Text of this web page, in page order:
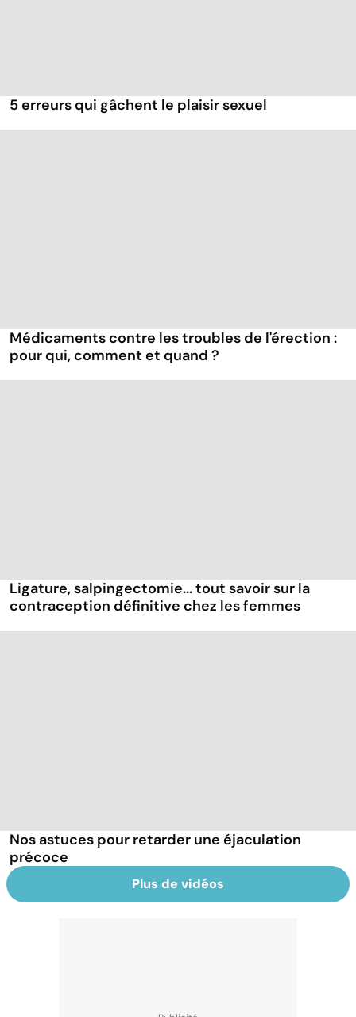
5 erreurs qui gâchent le plaisir sexuel
Médicaments contre les troubles de l'érection :
pour qui, comment et quand ?
Ligature, salpingectomie... tout savoir sur la
contraception définitive chez les femmes
Nos astuces pour retarder une éjaculation
précoce
Plus de vidéos